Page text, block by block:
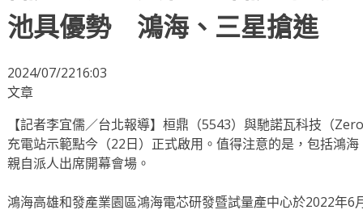
池具優勢 鴻海、三星搶進
2024/07/2216:03
文章
【記者李宜儒／台北報導】桓鼎（5543）與馳諾瓦科技（
充電站示範點今（22日）正式啟用。值得注意的是，包括鴻
親自派人出席開幕會場。
鴻海高雄和發產業園區鴻海電芯研發暨試量產中心於2022年6